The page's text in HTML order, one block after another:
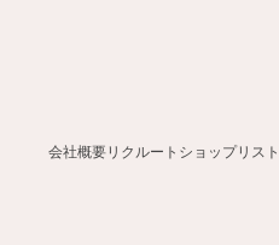
会社概要 リクルート ショップリスト